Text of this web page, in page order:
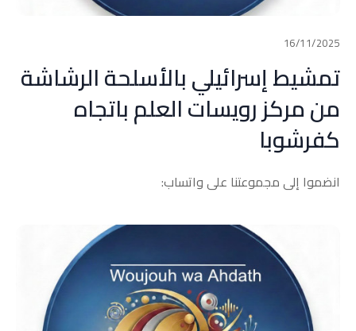
16/11/2025
تمشيط إسرائيلي بالأسلحة الرشاشة
من مركز رويسات العلم باتجاه
كفرشوبا
انضموا إلى مجموعتنا على واتساب: